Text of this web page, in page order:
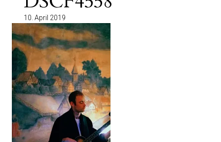
10. April 2019